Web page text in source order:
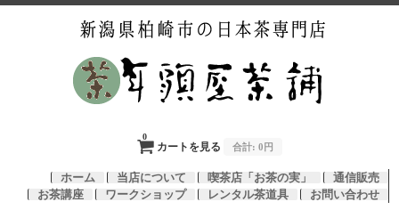
カートを見る
0
合計: 0円
ホーム 当店について 喫茶店「お茶の実」
通信販売
お茶講座
ワークショップ レンタル茶道具 お問い合わせ